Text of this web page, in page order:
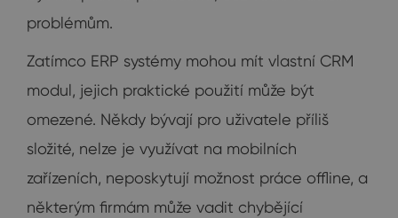
problémům.
Zatímco ERP systémy mohou mít vlastní CRM
modul, jejich praktické použití může být
omezené. Někdy bývají pro uživatele příliš
složité, nelze je využívat na mobilních
zařízeních, neposkytují možnost práce offline, a
některým firmám může vadit chybějící